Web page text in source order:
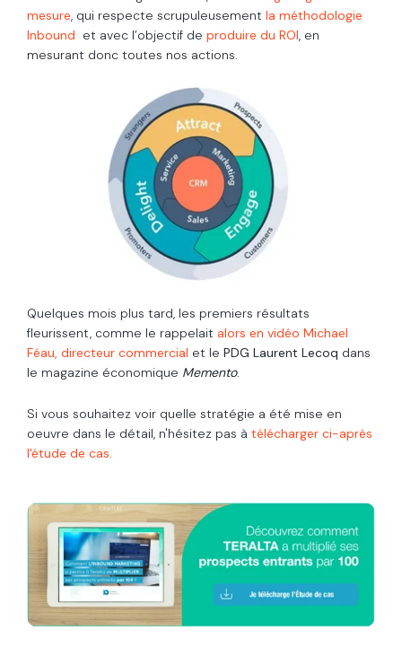
mesure , qui respecte scrupuleusement la méthodologie
Inbound et avec l’objectif de produire du ROI , en
mesurant donc toutes nos actions.
Quelques mois plus tard, les premiers résultats
fleurissent, comme le rappelait alors en vidéo Michael
Féau, directeur commercial et le PDG Laurent Lecoq dans
le magazine économique Memento.
Si vous souhaitez voir quelle stratégie a été mise en
oeuvre dans le détail, n'hésitez pas à télécharger ci-après
l'étude de cas.